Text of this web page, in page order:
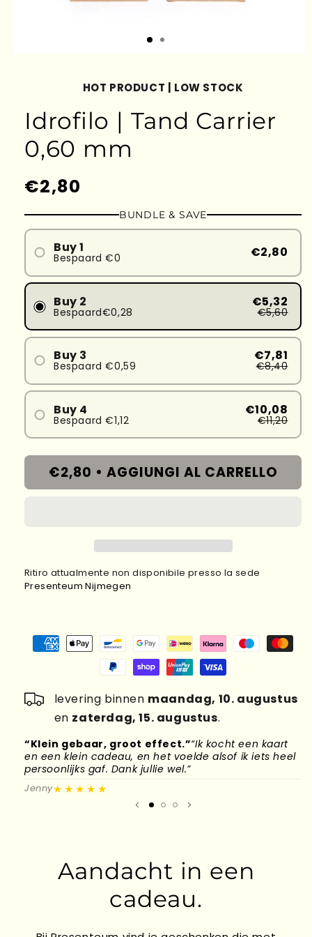
HOT PRODUCT | LOW STOCK
Idrofilo | Tand Carrier
0,60 mm
Prezzo
listino
€2,80
BUNDLE & SAVE
Buy 1
Bespaard €0 €2,80
Buy 2
Bespaard€0,28
€5,32
€5,60
Buy 3
Bespaard €0,59
€7,81
€8,40
Buy 4
Bespaard €1,12
€10,08
€11,20
€2,80 • AGGIUNGI AL CARRELLO
Ritiro attualmente non disponibile presso la sede
Presenteum Nijmegen
levering binnen maandag, 10. augustus
en zaterdag, 15. augustus.
“Klein gebaar, groot effect.”“Ik kocht een kaart
en een klein cadeau, en het voelde alsof ik iets heel
persoonlijks gaf. Dank jullie wel.”
Jenny★★★★★
Aandacht in een
cadeau.